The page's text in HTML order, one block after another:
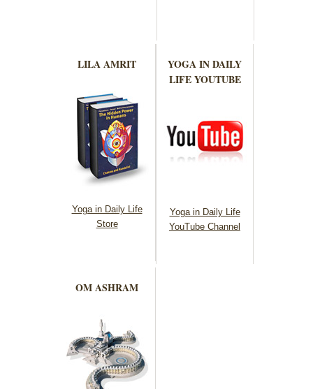
LILA AMRIT
Yoga in Daily Life
Store
YOGA IN DAILY
LIFE YOUTUBE
Yoga in Daily Life
YouTube Channel
OM ASHRAM